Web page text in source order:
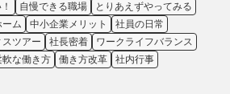
自慢できる職場
とりあえずやってみる
ーム 中小企業メリット
社員の日常
スツアー 社長密着
ワークライフバランス
軟な働き方 働き方改革 社内行事